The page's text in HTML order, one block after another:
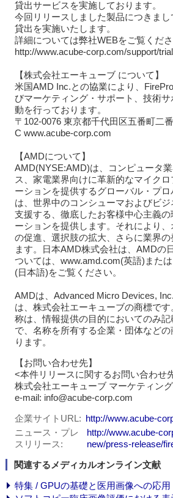
貸出サービスを実施しております。
今回リリースしました製品につきまし
貸出を実施いたします。
詳細については弊社WEBをご覧くださ
http://www.acube-corp.com/support/
【株式会社エーキューブ について】
米国AMD Inc.との協業により、
びマーケティング・サポート、技術
動を行っております。
〒102-0076 東京都千代田区五番町二
C www.acube-corp.com
【AMDについて】
AMD(NYSE:AMD)は、コンピュータ
ス、家電業界向けに革新的なマイク
ーションを提供するグローバル・プ
は、世界中のコンシューマおよびビ
支援する、徹底したお客様中心主義
ーションを提供します。それにより
の促進、選択肢の拡大、さらに業界
ます。日本AMD株式会社は、AMDの
ついては、www.amd.com(英語)また
(日本語)をご覧ください。
AMDは、Advanced Micro Devices,
は、株式会社エーキューブの商標で
称は、情報提供の目的においてのみ
で、名称を所有する企業・団体など
ります。
【お問い合わせ先】
<本件リリースに関するお問い合わせ
株式会社エーキューブ マーケティン
e-mail: info@acube-corp.com
企業サイトURL
http://www.acube-
ニュース・プレ
スリリース
http://www.acube-
new/press-release/
関連するメディカルオンライン文献
特集 / GPUの基礎と医用画像への応用